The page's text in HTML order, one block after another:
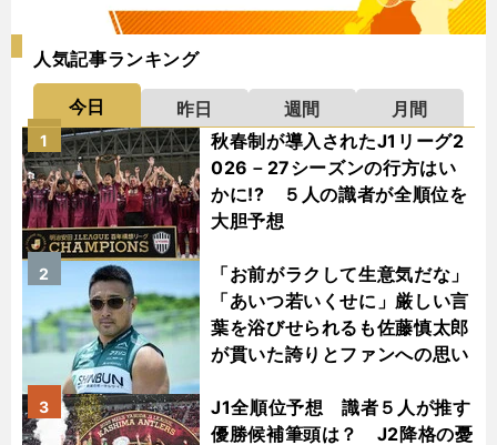
人気記事ランキング
今日 昨日 週間
月間
秋春制が導入されたJ1リーグ2
026－27シーズンの行方はい
かに!? ５人の識者が全順位を
大胆予想
1
「お前がラクして生意気だな」
「あいつ若いくせに」厳しい言
葉を浴びせられるも佐藤慎太郎
が貫いた誇りとファンへの思い
2
J1全順位予想 識者５人が推す
優勝候補筆頭は？ J2降格の憂
3